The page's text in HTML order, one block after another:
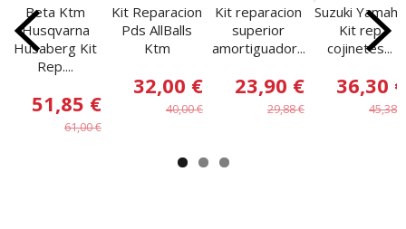
Beta Ktm
Husqvarna
Husaberg Kit
Rep....
51,85 €
61,00 €
Kit Reparacion
Pds AllBalls
Ktm
32,00 €
40,00 €
Kit reparacion
superior
amortiguador...
23,90 €
29,88 €
Suzuki Yamaha
Kit rep
cojinetes...
36,30 €
45,38 €